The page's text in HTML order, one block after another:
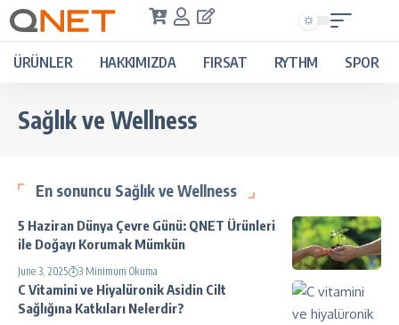
ÜRÜNLER HAKKIMIZDA FIRSAT RYTHM SPOR
Sağlık ve Wellness
En sonuncu Sağlık ve Wellness
5 Haziran Dünya Çevre Günü: QNET Ürünleri
ile Doğayı Korumak Mümkün
June 3, 2025 3 Minimum Okuma
C Vitamini ve Hiyalüronik Asidin Cilt
Sağlığına Katkıları Nelerdir?